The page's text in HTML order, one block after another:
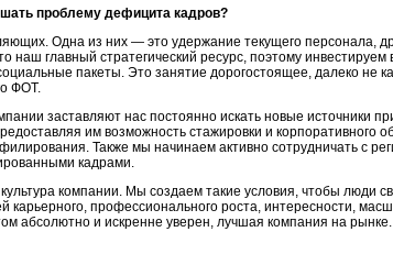
проблему дефицита кадров?
Одна из них — это удержание текущего персонала,
главный стратегический ресурс, поэтому инвестируем
пакеты. Это занятие дорогостоящее, далеко не
ФОТ.
заставляют нас постоянно искать новые источники
им возможность стажировки и корпоративного
Также мы начинаем активно сотрудничать с
кадрами.
компании. Мы создаем такие условия, чтобы люди
профессионального роста, интересности,
абсолютно и искренне уверен, лучшая компания на рынке.